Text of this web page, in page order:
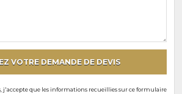
VOTRE DEMANDE DE DEVIS
j'accepte que les informations recueillies sur ce formulaire